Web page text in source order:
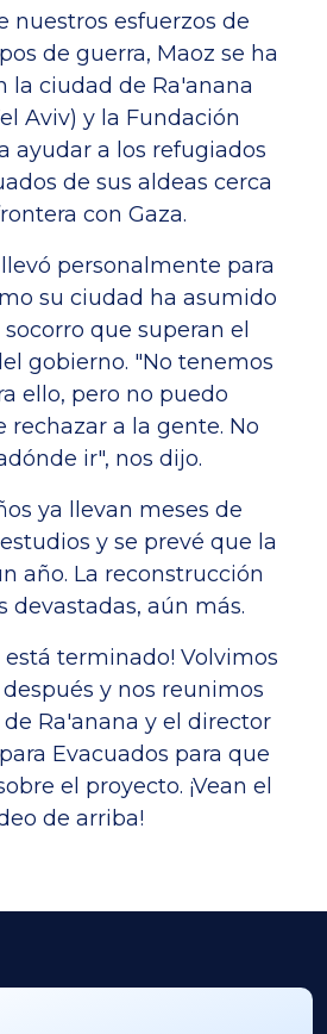
nuestros esfuerzos de
de guerra, Maoz se ha
la ciudad de Ra'anana
Aviv) y la Fundación
ayudar a los refugiados
de sus aldeas cerca
con Gaza.
personalmente para
su ciudad ha asumido
que superan el
gobierno. "No tenemos
ello, pero no puedo
a la gente. No
ir", nos dijo.
ya llevan meses de
y se prevé que la
año. La reconstrucción
devastadas, aún más.
está terminado! Volvimos
y nos reunimos
Ra'anana y el director
Evacuados para que
el proyecto. ¡Vean el
de arriba!